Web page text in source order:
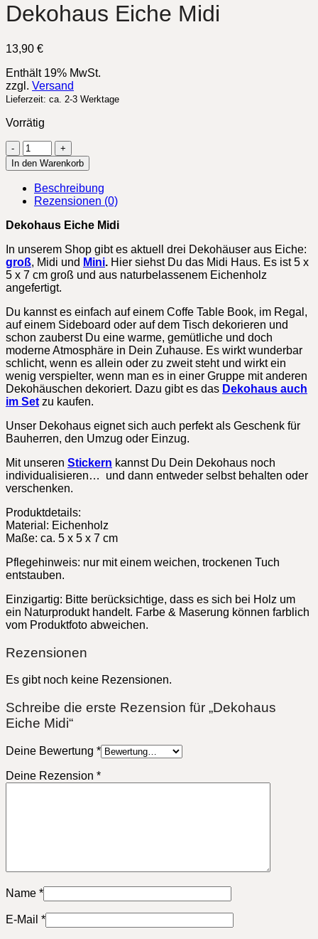
Dekohaus Eiche Midi
13,90 €
Enthält 19% MwSt.
zzgl. Versand
Lieferzeit: ca. 2-3 Werktage
Vorrätig
Dekohaus
Eiche
Midi
Menge
In den Warenkorb
Beschreibung
Rezensionen (0)
Dekohaus Eiche Midi
In unserem Shop gibt es aktuell drei Dekohäuser aus Eiche:
groß, Midi und Mini. Hier siehst Du das Midi Haus. Es ist 5 x
5 x 7 cm groß und aus naturbelassenem Eichenholz
angefertigt.
Du kannst es einfach auf einem Coffe Table Book, im Regal,
auf einem Sideboard oder auf dem Tisch dekorieren und
schon zauberst Du eine warme, gemütliche und doch
moderne Atmosphäre in Dein Zuhause. Es wirkt wunderbar
schlicht, wenn es allein oder zu zweit steht und wirkt ein
wenig verspielter, wenn man es in einer Gruppe mit anderen
Dekohäuschen dekoriert. Dazu gibt es das Dekohaus auch
im Set zu kaufen.
Unser Dekohaus eignet sich auch perfekt als Geschenk für
Bauherren, den Umzug oder Einzug.
Mit unseren Stickern kannst Du Dein Dekohaus noch
individualisieren… und dann entweder selbst behalten oder
verschenken.
Produktdetails:
Material: Eichenholz
Maße: ca. 5 x 5 x 7 cm
Pflegehinweis: nur mit einem weichen, trockenen Tuch
entstauben.
Einzigartig: Bitte berücksichtige, dass es sich bei Holz um
ein Naturprodukt handelt. Farbe & Maserung können farblich
vom Produktfoto abweichen.
Rezensionen
Es gibt noch keine Rezensionen.
Schreibe die erste Rezension für „Dekohaus
Eiche Midi“
Deine Bewertung *
Deine Rezension *
Name *
E-Mail *